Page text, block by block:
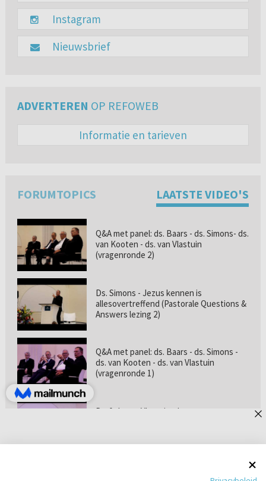
Instagram
Nieuwsbrief
ADVERTEREN OP REFOWEB
Informatie en tarieven
FORUMTOPICS LAATSTE VIDEO'S
Q&A met panel: ds. Baars - ds. Simons- ds.
van Kooten - ds. van Vlastuin
(vragenronde 2)
Ds. Simons - Jezus kennen is
allesovertreffend (Pastorale Questions &
Answers lezing 2)
Q&A met panel: ds. Baars - ds. Simons -
ds. van Kooten - ds. van Vlastuin
(vragenronde 1)
Prof. dr. van Vlastuin - Is